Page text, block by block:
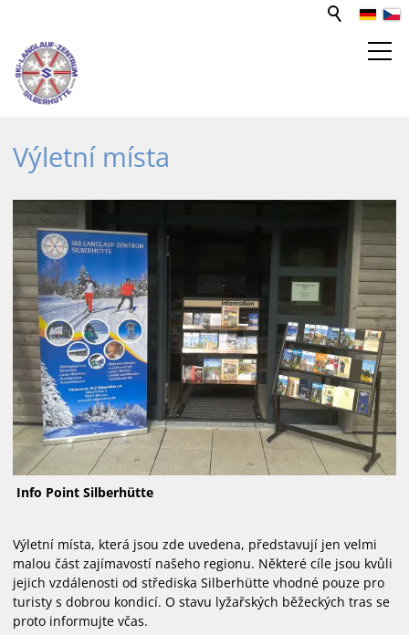
STŘEDISKO PRO SPORT A VOLNÝ
ČAS
Aktivity
Výletní místa
Spolek pro místní podporu
SLZ-Sponzoři
Funkční budova
Zlatý potok
Mediatéka
WEBCAM
BĚŽECKÉ TRATĚ
Výletní místa
Info Point Silberhütte
Výletní místa, která jsou zde uvedena, představují jen velmi
malou část zajímavostí našeho regionu. Některé cíle jsou kvůli
jejich vzdálenosti od střediska Silberhütte vhodné pouze pro
turisty s dobrou kondicí. O stavu lyžařských běžeckých tras se
proto informujte včas.